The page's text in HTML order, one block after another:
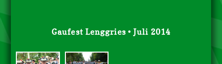
Gaufest Lenggries • Juli 2014